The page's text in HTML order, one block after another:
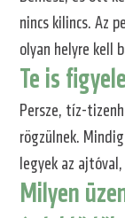
nincs kilincs. Az
olyan helyre kell
Te is
Persze, tíz-
rögzülnek.
legyek az
Milyen